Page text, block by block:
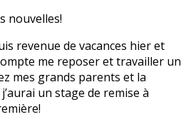
nouvelles!
revenue de vacances hier et
me reposer et travailler un
mes grands parents et la
un stage de remise à